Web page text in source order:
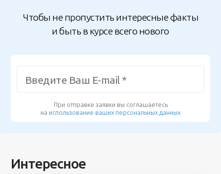
Чтобы не пропустить интересные факты
и быть в курсе всего нового
При отправке заявки вы соглашаетесь
на использование ваших персональных данных
Интересное